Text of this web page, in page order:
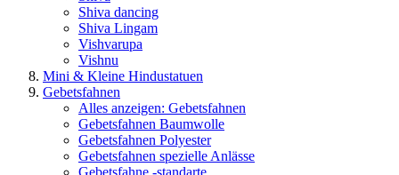
Shiva dancing
Shiva Lingam
Vishvarupa
Vishnu
Mini & Kleine Hindustatuen
Gebetsfahnen
Alles anzeigen: Gebetsfahnen
Gebetsfahnen Baumwolle
Gebetsfahnen Polyester
Gebetsfahnen spezielle Anlässe
Gebetsfahne -standarte